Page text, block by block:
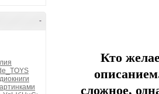
-
Кто
сложное,